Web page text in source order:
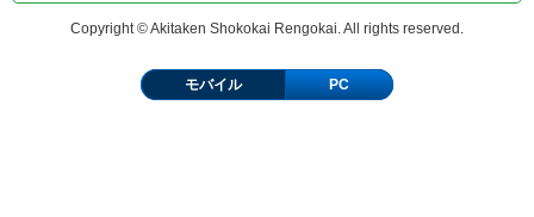
Copyright © Akitaken Shokokai Rengokai. All rights reserved.
モバイル PC